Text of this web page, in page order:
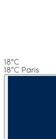
18°C
18°C Paris